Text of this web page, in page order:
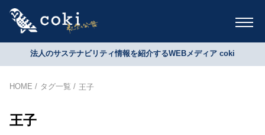
法人のサステナビリティ情報を紹介するWEBメディア coki
HOME タグ一覧 王子
王子